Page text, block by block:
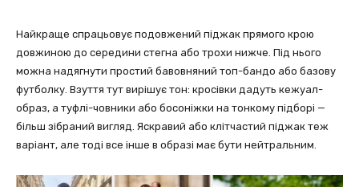
Найкраще спрацьовує подовжений піджак прямого крою
довжиною до середини стегна або трохи нижче. Під нього
можна надягнути простий бавовняний топ-бандо або базову
футболку. Взуття тут вирішує тон: кросівки дадуть кежуал-
образ, а туфлі-човники або босоніжки на тонкому підборі —
більш зібраний вигляд. Яскравий або клітчастий піджак теж
варіант, але тоді все інше в образі має бути нейтральним.